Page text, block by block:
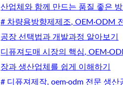
산업체와 함께 만드는 품질 좋은 방
# 차량용방향제제조, OEM·ODM
공장 선택법과 개발과정 알아보기
디퓨져도매 시장의 핵심,
장과 생산업체를 쉽게 이해하기
# 디퓨져제작, oem·odm 전문 생산